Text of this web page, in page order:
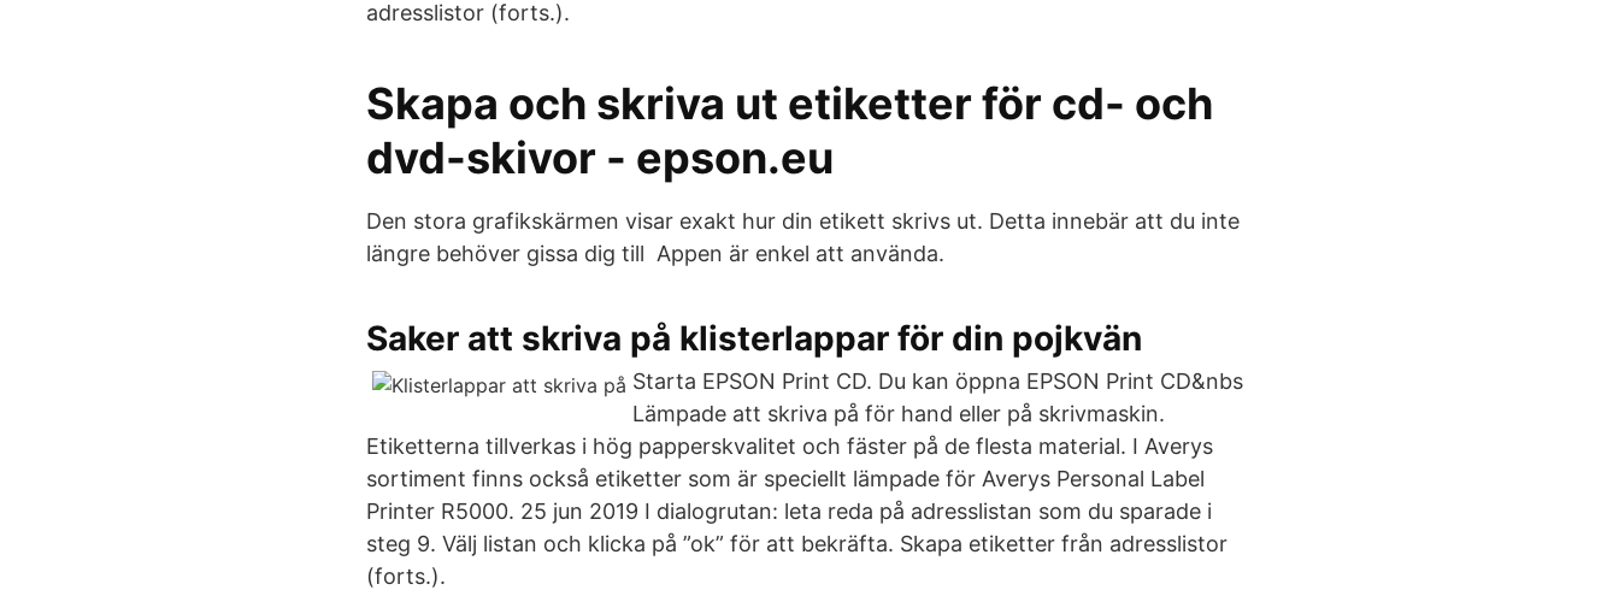
adresslistor (forts.).
Skapa och skriva ut etiketter för cd- och
dvd-skivor - epson.eu
Den stora grafikskärmen visar exakt hur din etikett skrivs ut. Detta innebär att du inte
längre behöver gissa dig till Appen är enkel att använda.
Saker att skriva på klisterlappar för din pojkvän
Starta EPSON Print CD. Du kan öppna EPSON Print CD&nbs
Lämpade att skriva på för hand eller på skrivmaskin.
Etiketterna tillverkas i hög papperskvalitet och fäster på de flesta material. I Averys
sortiment finns också etiketter som är speciellt lämpade för Averys Personal Label
Printer R5000. 25 jun 2019 I dialogrutan: leta reda på adresslistan som du sparade i
steg 9. Välj listan och klicka på ”ok” för att bekräfta. Skapa etiketter från adresslistor
(forts.).